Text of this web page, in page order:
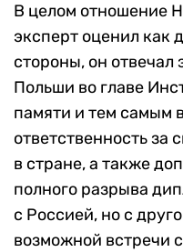
В целом отношение
эксперт оценил как
стороны, он
Польши во главе
памяти и тем самым
ответственность за
в стране, а также
полного разрыва
с Россией, но с
возможной встречи